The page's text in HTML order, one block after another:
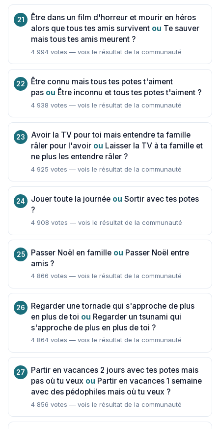
Être dans un film d'horreur et mourir en héros
alors que tous tes amis survivent ou Te sauver
mais tous tes amis meurent ?
4 994 votes — vois le résultat de la communauté
Être connu mais tous tes potes t'aiment
pas ou Être inconnu et tous tes potes t'aiment ?
4 938 votes — vois le résultat de la communauté
Avoir la TV pour toi mais entendre ta famille
râler pour l'avoir ou Laisser la TV à ta famille et
ne plus les entendre râler ?
4 925 votes — vois le résultat de la communauté
Jouer toute la journée ou Sortir avec tes potes
?
4 908 votes — vois le résultat de la communauté
Passer Noël en famille ou Passer Noël entre
amis ?
4 866 votes — vois le résultat de la communauté
Regarder une tornade qui s'approche de plus
en plus de toi ou Regarder un tsunami qui
s'approche de plus en plus de toi ?
4 864 votes — vois le résultat de la communauté
Partir en vacances 2 jours avec tes potes mais
pas où tu veux ou Partir en vacances 1 semaine
avec des pédophiles mais où tu veux ?
4 856 votes — vois le résultat de la communauté